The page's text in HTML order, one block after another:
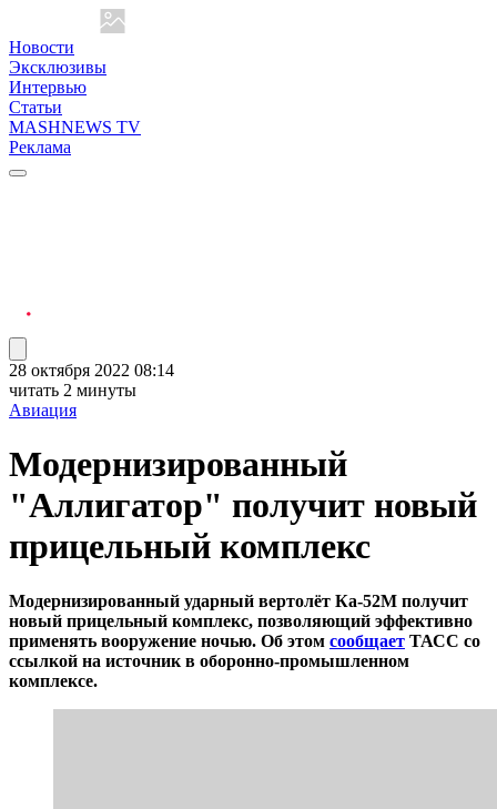
Новости
Эксклюзивы
Интервью
Статьи
MASHNEWS TV
Реклама
28 октября 2022 08:14
читать 2 минуты
Авиация
Модернизированный
"Аллигатор" получит новый
прицельный комплекс
Модернизированный ударный вертолёт Ка-52М получит
новый прицельный комплекс, позволяющий эффективно
применять вооружение ночью. Об этом сообщает ТАСС со
ссылкой на источник в оборонно-промышленном
комплексе.